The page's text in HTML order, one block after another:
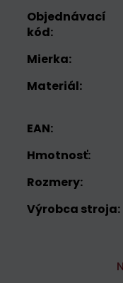
Objednávací
kód:
Mierka:
Materiál:
EAN:
Hmotnosť:
Rozmery:
Výrobca stroja: